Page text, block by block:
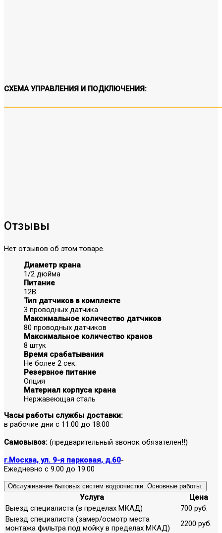
СХЕМА УПРАВЛЕНИЯ И ПОДКЛЮЧЕНИЯ:
Отзывы
Нет отзывов об этом товаре.
Диаметр крана
1/2 дюйма
Питание
12В
Тип датчиков в комплекте
3 проводных датчика
Максимальное количество датчиков
80 проводных датчиков
Максимальное количество кранов
8 штук
Время срабатывания
Не более 2 сек.
Резервное питание
Опция
Материал корпуса крана
Нержавеющая сталь
Часы работы службы доставки:
в рабочие дни с 11:00 до 18:00
Самовывоз: (предварительный звонок обязателен!!)
г.Москва, ул. 9-я парковая, д.60-
Ежедневно с 9.00 до 19.00
Обслуживание бытовых систем водоочистки. Основные работы.
Услуга
Цена
Выезд специалиста (в пределах МКАД)
700 руб.
Выезд специалиста (замер/осмотр места
монтажа фильтра под мойку в пределах МКАД)
2200 руб.